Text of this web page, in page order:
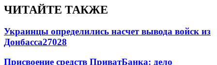
ЧИТАЙТЕ ТАКЖЕ
Украинцы определились насчет вывода войск из
Донбасса27028
Присвоение средств ПриватБанка: дело